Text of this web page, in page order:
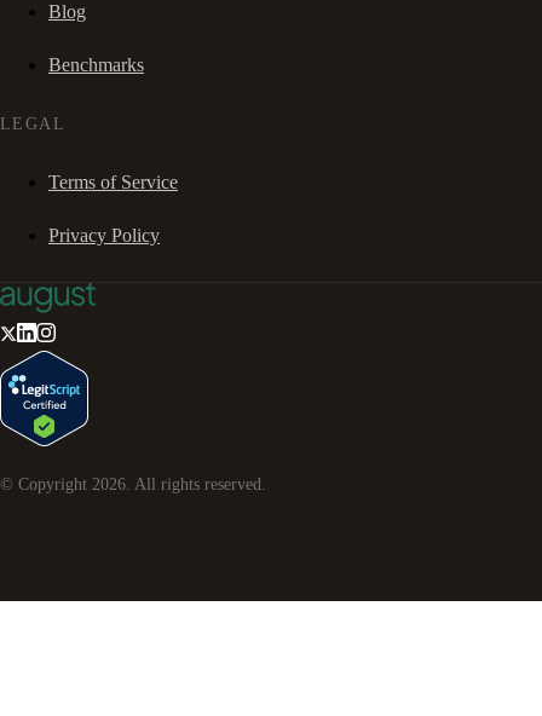
Blog
Benchmarks
LEGAL
Terms of Service
Privacy Policy
© Copyright 2026 . All rights reserved.